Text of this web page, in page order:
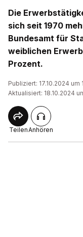
Die
sich seit 1970
Bundesamt für
weiblichen
Prozent.
Publiziert: 17.10.2024 um
Aktualisiert: 18.10.2024
TeilenAnhören